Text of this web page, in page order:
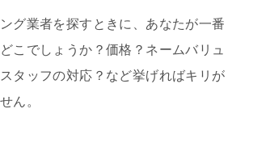
グ業者を探すときに、あなたが一番
こでしょうか？価格？ネームバリュ
タッフの対応？など挙げればキリが
ん。